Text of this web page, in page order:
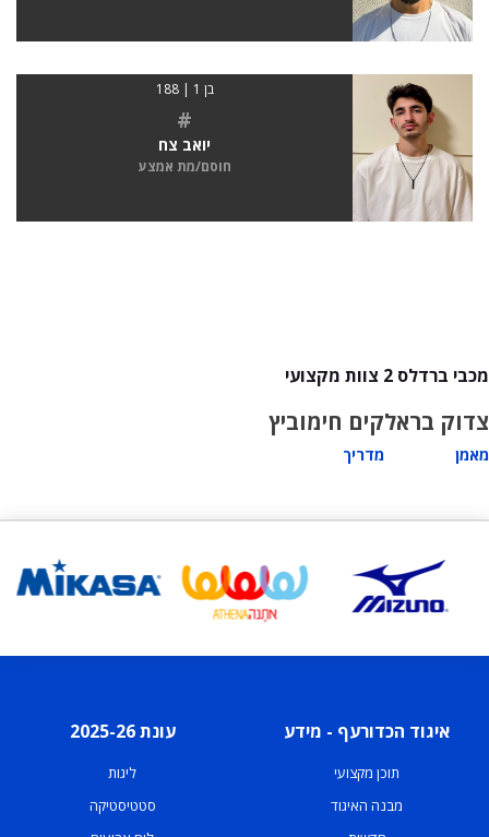
בן 1 | 188
#
יואב צח
חוסם/מת אמצע
מכבי ברדלס 2 צוות מקצועי
צדוק בראל
מאמן
קים חימוביץ
מדריך
איגוד הכדורעף - מידע
תוכן מקצועי
מבנה האיגוד
עונת 2025-26
ליגות
סטטיסטיקה